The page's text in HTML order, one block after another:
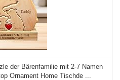
der Bärenfamilie mit 2-7 Namen
Ornament Home Tischde ...